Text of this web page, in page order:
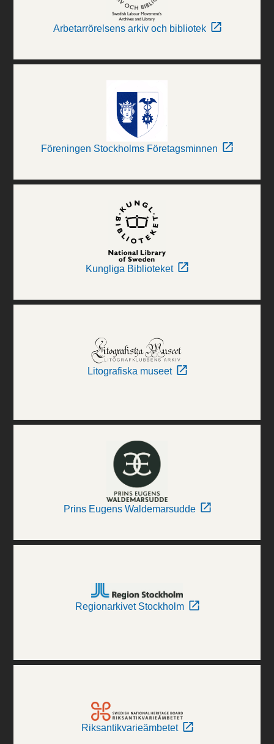
Arbetarrörelsens arkiv och bibliotek
Föreningen Stockholms Företagsminnen
Kungliga Biblioteket
Litografiska museet
Prins Eugens Waldemarsudde
Regionarkivet Stockholm
Riksantikvarieämbetet